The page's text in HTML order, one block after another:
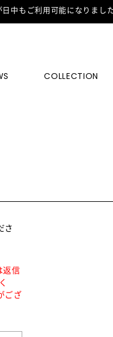
中もご利用可能になりまし
COLLECTION
さ
信
ござ